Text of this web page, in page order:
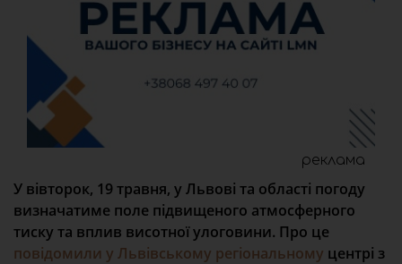
реклама
У вівторок, 19 травня, у Львові та області погоду
визначатиме поле підвищеного атмосферного
тиску та вплив висотної улоговини. Про це
повідомили у Львівському регіональному центрі з